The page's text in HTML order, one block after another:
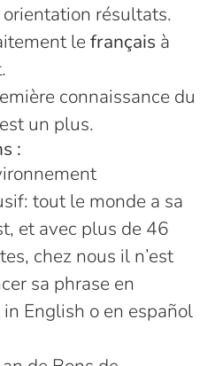
résultats.
le français à
connaissance du
un plus.
:
tout le monde a sa
et avec plus de 46
chez nous il n’est
sa phrase en
English o en español